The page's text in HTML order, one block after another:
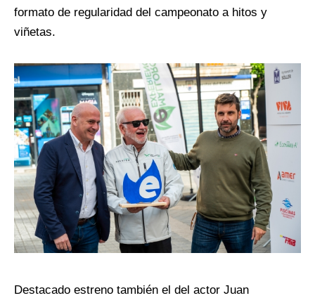
formato de regularidad del campeonato a hitos y
viñetas.
Destacado estreno también el del actor Juan